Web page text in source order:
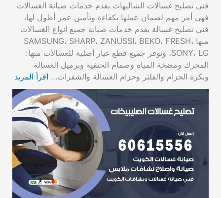
فني تصليح غسالات الشاليهات يقدم خدمات صيانة الغسالات
فهي أمر مهم لضمان عملها بكفاءة وتأمين عمر أطول لها،
فني تصليح غسالة يقدم خدمات صيانة جميع انواع الغسالات
منها SAMSUNG، SHARP، ZANUSSI، BEKO، FRESH،
SONY، LG، ونوفر جميع قطع غيار أصلية للغسالات منها:
المحرك ومضخة المياه وصمام الحنفية وبرميل الغسالة
وبكرة الحزام والفلتر وحزام الغسالة والشفرات… اقرأ المزيد